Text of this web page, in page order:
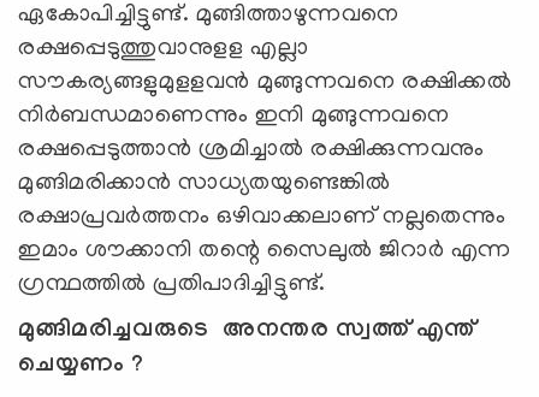
ഏകോപിച്ചിട്ടുണ്ട്. മുങ്ങിത്താഴുന്നവനെ
രക്ഷപ്പെടുത്തുവാനുളള എല്ലാ
സൗകര്യങ്ങളുമുളളവൻ മുങ്ങുന്നവനെ രക്ഷിക്കൽ
നിർബന്ധമാണെന്നും ഇനി മുങ്ങുന്നവനെ
രക്ഷപ്പെടുത്താൻ ശ്രമിച്ചാൽ രക്ഷിക്കുന്നവനും
മുങ്ങിമരിക്കാൻ സാധ്യതയുണ്ടെങ്കിൽ
രക്ഷാപ്രവർത്തനം ഒഴിവാക്കലാണ് നല്ലതെന്നും
ഇമാം ശൗക്കാനി തന്റെ സൈലുൽ ജിറാർ എന്ന
ഗ്രന്ഥത്തിൽ പ്രതിപാദിച്ചിട്ടുണ്ട്.
മുങ്ങിമരിച്ചവരുടെ അനന്തര സ്വത്ത് എന്ത്
ചെയ്യണം ?